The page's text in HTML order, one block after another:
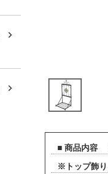
■ 商品内容
※トップ飾り